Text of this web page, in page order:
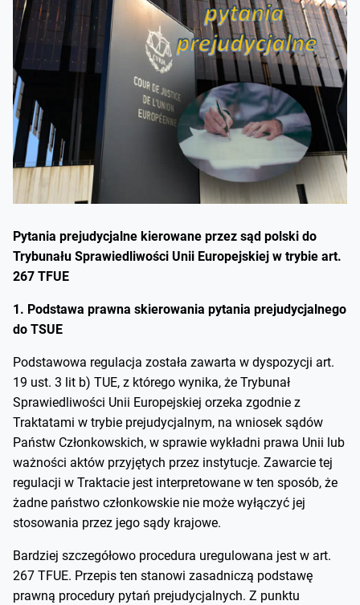
Pytania prejudycjalne kierowane przez sąd polski do
Trybunału Sprawiedliwości Unii Europejskiej w trybie art.
267 TFUE
1. Podstawa prawna skierowania pytania prejudycjalnego
do TSUE
Podstawowa regulacja została zawarta w dyspozycji art.
19 ust. 3 lit b) TUE, z którego wynika, że Trybunał
Sprawiedliwości Unii Europejskiej orzeka zgodnie z
Traktatami w trybie prejudycjalnym, na wniosek sądów
Państw Członkowskich, w sprawie wykładni prawa Unii lub
ważności aktów przyjętych przez instytucje. Zawarcie tej
regulacji w Traktacie jest interpretowane w ten sposób, że
żadne państwo członkowskie nie może wyłączyć jej
stosowania przez jego sądy krajowe.
Bardziej szczegółowo procedura uregulowana jest w art.
267 TFUE. Przepis ten stanowi zasadniczą podstawę
prawną procedury pytań prejudycjalnych. Z punktu